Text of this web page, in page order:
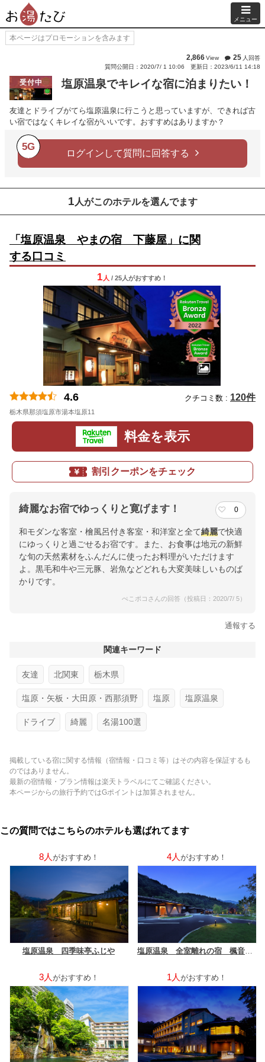
メニュー
本ページはプロモーションを含みます
2,866View 25 人回答
質問公開日：2020/7/ 1 10:06
更新日：2023/6/11 14:18
受付中 塩原温泉でキレイな宿に泊まりたい！
友達とドライブがてら塩原温泉に行こうと思っていますが、できれば古
い宿ではなくキレイな宿がいいです。おすすめはありますか？
5G
ログインして質問に回答する
1 人がこのホテルを選んでます
「塩原温泉 やまの宿 下藤屋」に関
する口コミ
1 人 / 25人がおすすめ！
4.6 クチコミ数 : 120件
栃木県那須塩原市湯本塩原11
料金を表示
割引クーポンをチェック
綺麗なお宿でゆっくりと寛げます！ 0
和モダンな客室・檜風呂付き客室・和洋室と全て綺麗で快適
にゆっくりと過ごせるお宿です。また、お食事は地元の新鮮
な旬の天然素材をふんだんに使ったお料理がいただけます
よ。黒毛和牛や三元豚、岩魚などどれも大変美味しいものば
かりです。
ぺこポコさんの回答（投稿日：2020/7/ 5）
通報する
関連キーワード
友達 北関東 栃木県
塩原・矢板・大田原・西那須野 塩原 塩原温泉
ドライブ 綺麗 名湯100選
掲載している宿に関する情報（宿情報・口コミ等）はその内容を保証するも
のではありません。
最新の宿情報・プラン情報は楽天トラベルにてご確認ください。
本ページからの旅行予約ではGポイントは加算されません。
この質問ではこちらのホテルも選ばれてます
8人 がおすすめ！
塩原温泉 四季味亭ふじや
4人 がおすすめ！
3人 がおすすめ！ 1人 がおすすめ！